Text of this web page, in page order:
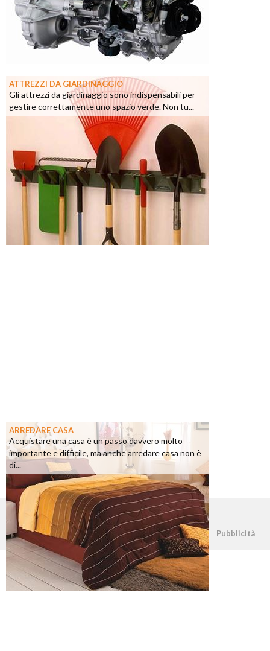
ATTREZZI DA GIARDINAGGIO
Gli attrezzi da giardinaggio sono indispensabili per
gestire correttamente uno spazio verde. Non tu...
ARREDARE CASA
Acquistare una casa è un passo davvero molto
importante e difficile, ma anche arredare casa non è
di...
©2026 - casapratica.net - p.iva 03338800984 Pubblicità